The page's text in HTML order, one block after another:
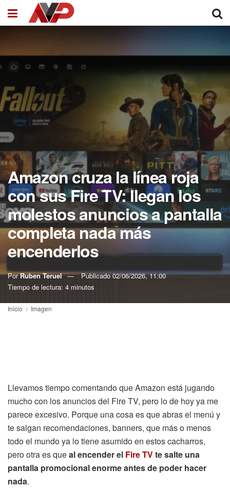
Amazon cruza la línea roja
con sus Fire TV: llegan los
molestos anuncios a pantalla
completa nada más
encenderlos
Por Ruben Teruel Publicado02/06/2026, 11:00
Tiempo de lectura: 4 minutos
Inicio Imagen
Llevamos tiempo comentando que Amazon está jugando
mucho con los anuncios del Fire TV, pero lo de hoy ya me
parece excesivo. Porque una cosa es que abras el menú y
te salgan recomendaciones, banners, que más o menos
todo el mundo ya lo tiene asumido en estos cacharros,
pero otra es queal encender el Fire TVte salte una
pantalla promocional enorme antes de poder hacer
nada.